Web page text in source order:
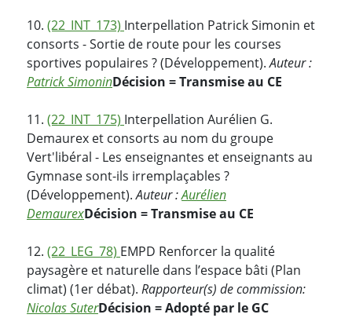
10. (22_INT_173) Interpellation Patrick Simonin et
consorts - Sortie de route pour les courses
sportives populaires ? (Développement).Auteur :
Patrick SimoninDécision = Transmise au CE
11. (22_INT_175) Interpellation Aurélien G.
Demaurex et consorts au nom du groupe
Vert'libéral - Les enseignantes et enseignants au
Gymnase sont-ils irremplaçables ?
(Développement).Auteur :Aurélien
DemaurexDécision = Transmise au CE
12. (22_LEG_78) EMPD Renforcer la qualité
paysagère et naturelle dans l’espace bâti (Plan
climat) (1er débat). Rapporteur(s) de commission:
Nicolas SuterDécision = Adopté par le GC